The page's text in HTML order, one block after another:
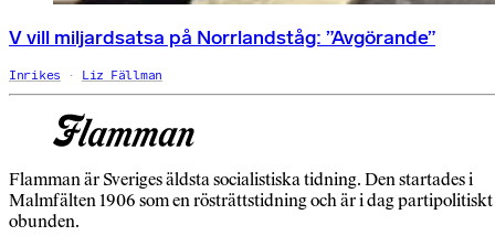
V vill miljardsatsa på Norrlandståg: ”Avgörande”
Inrikes Liz Fällman
Flamman är Sveriges äldsta socialistiska tidning. Den startades i
Malmfälten 1906 som en rösträttstidning och är i dag partipolitiskt
obunden.